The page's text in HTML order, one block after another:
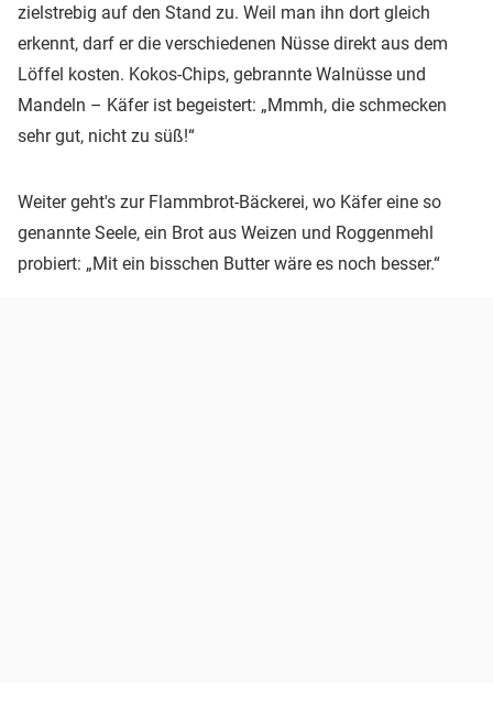
zielstrebig auf den Stand zu. Weil man ihn dort gleich
erkennt, darf er die verschiedenen Nüsse direkt aus dem
Löffel kosten. Kokos-Chips, gebrannte Walnüsse und
Mandeln – Käfer ist begeistert: „Mmmh, die schmecken
sehr gut, nicht zu süß!“
Weiter geht's zur Flammbrot-Bäckerei, wo Käfer eine so
genannte Seele, ein Brot aus Weizen und Roggenmehl
probiert: „Mit ein bisschen Butter wäre es noch besser.“